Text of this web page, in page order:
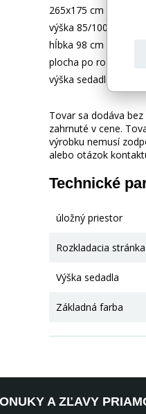
265x175 cm
výška 85/100 cm
hĺbka 98 cm
plocha po rozložení
výška sedadla 42 cm
Tovar sa dodáva
zahrnuté v cene.
výrobku nemusí
alebo otázok
Technické
úložný priestor
Rozkladacia stránka
Výška sedadla
Základná farba
A ZĽAVY